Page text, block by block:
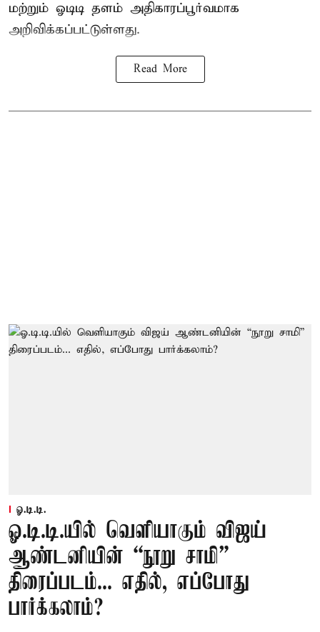
மற்றும் ஓடிடி தளம் அதிகாரப்பூர்வமாக
அறிவிக்கப்பட்டுள்ளது.
Read More
ஓ.டி.டி.
ஓ.டி.டி.யில் வெளியாகும் விஜய்
ஆண்டனியின் “நூறு சாமி”
திரைப்படம்... எதில், எப்போது
பார்க்கலாம்?